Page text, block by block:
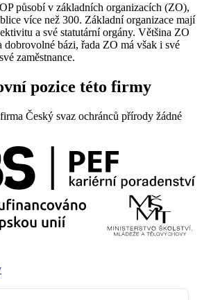
působí v základních organizacích (ZO),
více než 300. Základní organizace mají
a své statutární orgány. Většina ZO
dobrovolné bázi, řada ZO má však i své
zaměstnance.
pozice této firmy
Český svaz ochránců přírody žádné